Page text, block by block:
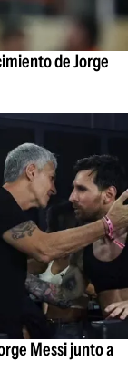
de Jorge
Messi junto a